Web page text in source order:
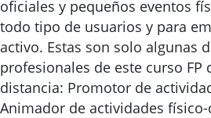
oficiales y pequeños eventos
todo tipo de usuarios y para
activo. Estas son solo algunas
profesionales de este curso FP
distancia: Promotor de
Animador de actividades